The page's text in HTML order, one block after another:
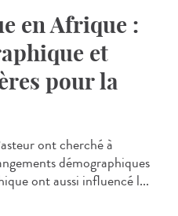
en Afrique :
et
pour la
ont cherché à
démographiques
ont aussi influencé l...